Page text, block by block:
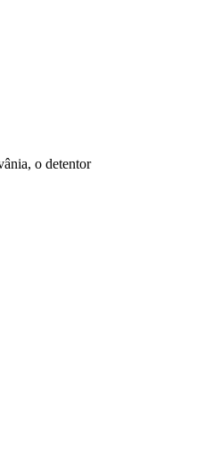
o detentor